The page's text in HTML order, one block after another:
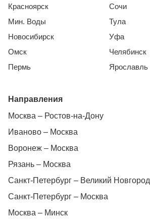
Красноярск
Мин. Воды
Новосибирск
Омск
Пермь
Сочи
Тула
Уфа
Челябинск
Ярославль
Направления
Москва – Ростов-на-Дону
Иваново – Москва
Воронеж – Москва
Рязань – Москва
Санкт-Петербург – Великий Новгород
Санкт-Петербург – Москва
Москва – Минск